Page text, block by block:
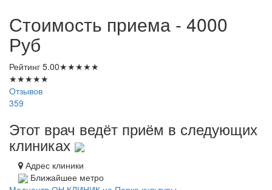
Стоимость приема - 4000
Руб
Рейтинг 5.00★★★★★
★★★★★
Отзывов
359
Этот врач ведёт приём в следующих
клиниках
Адрес клиники
Ближайшее метро